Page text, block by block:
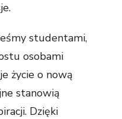
studentami,
osobami
życie o nową
stanowią
Dzięki